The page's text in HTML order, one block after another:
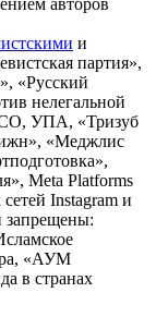
авторов
и
партия»,
«Русский
нелегальной
УПА, «Тризуб
«Меджлис
Meta Platforms
Instagram и
запрещены:
«АУМ
в странах